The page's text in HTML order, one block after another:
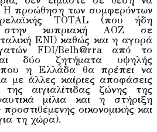
Η προώθηση των συμφερόντων
TOTAL (που ήδη
στην κυπριακή ΑΟΖ σε
ΕΝΙ) καθώς και η αγορά
FDI/Belh@rra από το
δύο ζητήματα υψηλής
που η Ελλάδα θα πρέπει να
με άλλες καίριες αποφάσεις
αιγιαλίτιδας ζώνης της
μίλια και η στήριξη
οικονομικής και
τη χώρα).